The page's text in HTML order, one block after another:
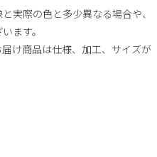
実際の色と多少異なる場合や、
ます。
け商品は仕様、加工、サイズが